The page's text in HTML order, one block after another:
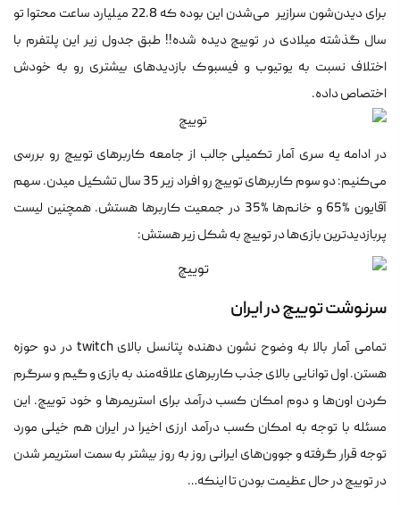
برای دیدن‌شون سرازیر می‌شدن این بوده که 22.8 میلیارد ساعت محتوا تو
سال گذشته میلادی در توییچ دیده شده!! طبق جدول زیر این پلتفرم با
اختلاف نسبت به یوتیوب و فیسبوک بازدیدهای بیشتری رو به خودش
اختصاص داده.
در ادامه یه سری آمار تکمیلی جالب از جامعه کاربرهای توییچ رو بررسی
می‌کنیم: دو سوم کاربرهای توییچ رو افراد زیر 35 سال تشکیل میدن. سهم
آقایون %65 و خانم‌ها %35 در جمعیت کاربرها هستش. همچنین لیست
پربازدیدترین بازی‌ها در توییچ به شکل زیر هستش:
سرنوشت توییچ در ایران
تمامی آمار بالا به وضوح نشون دهنده پتانسل بالای twitch در دو حوزه
هستن. اول توانایی بالای جذب کاربرهای علاقه‌مند به بازی و گیم و سرگرم
کردن اون‌ها و دوم امکان کسب درآمد برای استریمرها و خود توییچ. این
مسئله با توجه به امکان کسب درآمد ارزی اخیرا در ایران هم خیلی مورد
توجه قرار گرفته و جوون‌های ایرانی روز به روز بیشتر به سمت استریمر شدن
در توییچ در حال عظیمت بودن تا اینکه…